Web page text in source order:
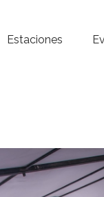
Estaciones